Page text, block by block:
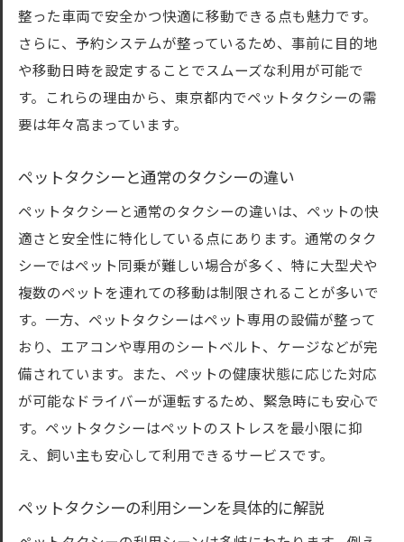
ペットが安心できる環境作り
運転手とのコミュニケーションが重要
ペットタクシーの料金相場と東京都内でのお得
ペットタクシーの料金設定の仕組み
料金相場を理解して安心して利用
東京都内でリーズナブルに利用するコツ
お得なキャンペーンや割引情報
料金に見合ったサービス内容を確認
コストパフォーマンスの良いペットタクシ
ー
ペットタクシーの予約方法と東京都でのスムー
ズな手配のコツ
ペットタクシーの予約手順を詳しく解説
整った車両で安全かつ快適に移動できる点も魅力です。
さらに、予約システムが整っているため、事前に目的地
や移動日時を設定することでスムーズな利用が可能で
す。これらの理由から、東京都内でペットタクシーの需
要は年々高まっています。
ペットタクシーと通常のタクシーの違い
ペットタクシーと通常のタクシーの違いは、ペットの快
適さと安全性に特化している点にあります。通常のタク
シーではペット同乗が難しい場合が多く、特に大型犬や
複数のペットを連れての移動は制限されることが多いで
す。一方、ペットタクシーはペット専用の設備が整って
おり、エアコンや専用のシートベルト、ケージなどが完
備されています。また、ペットの健康状態に応じた対応
が可能なドライバーが運転するため、緊急時にも安心で
す。ペットタクシーはペットのストレスを最小限に抑
え、飼い主も安心して利用できるサービスです。
ペットタクシーの利用シーンを具体的に解説